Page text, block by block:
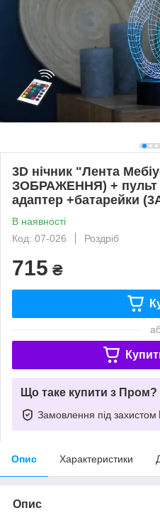
3D нічник "Лента
ЗОБРАЖЕННЯ) + пульт
адаптер +батарейки
В наявності
Код: 07-026
Роздріб
715 ₴
Що таке купити з Пром?
Замовлення під захистом
Опис Характеристики
Опис